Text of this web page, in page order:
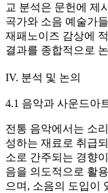
교 분석은 문헌에 제
곡가와 소음 예술가
재패노이즈 감상에
결과를 종합적으로
IV. 분석 및 논의
4.1 음악과 사운드아
전통 음악에서는 소
성하는 재료로 취급
소로 간주되는 경향
음을 의도적으로 활
으며, 소음의 도입이